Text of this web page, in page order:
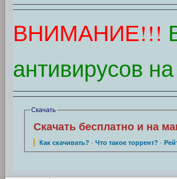
ВНИМАНИЕ!!!
антивирусов
Скачать
Скачать бесплатно и на
Как скачивать? ·Что такое торрент? ·